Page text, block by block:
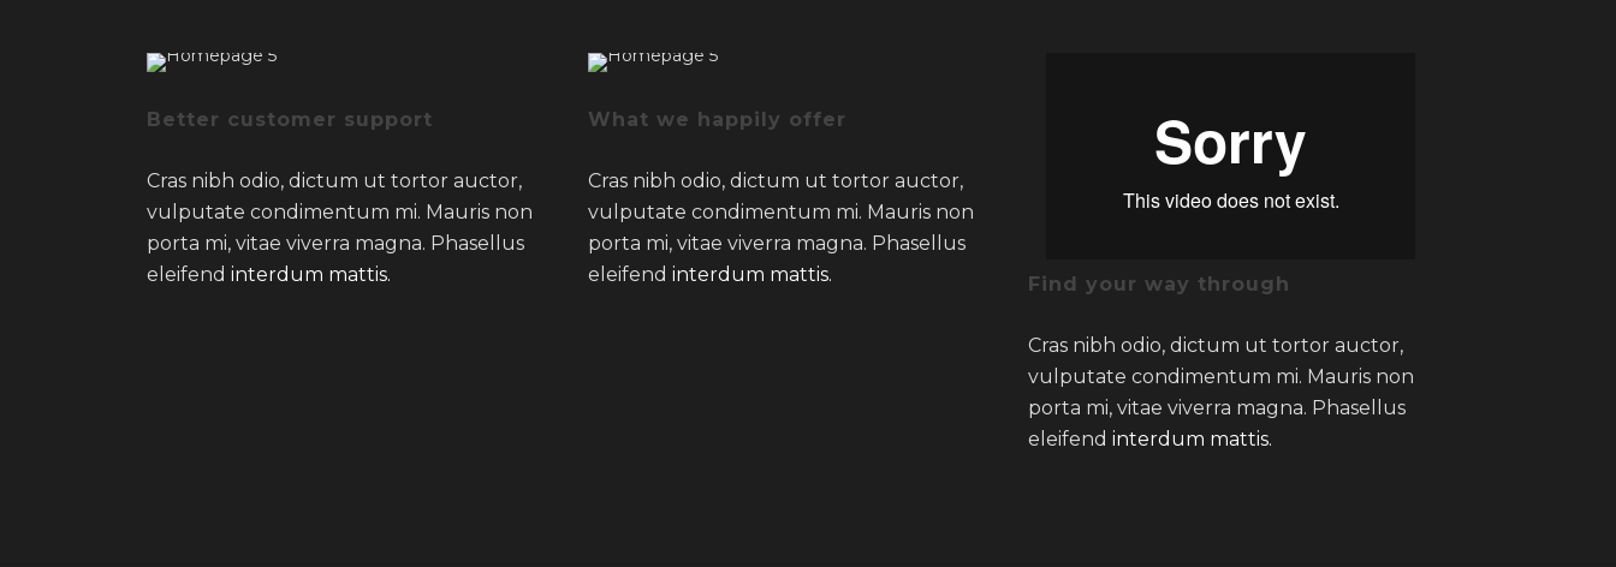
Better customer support
Cras nibh odio, dictum ut tortor auctor,
vulputate condimentum mi. Mauris non
porta mi, vitae viverra magna. Phasellus
eleifend interdum mattis.
What we happily offer
Cras nibh odio, dictum ut tortor auctor,
vulputate condimentum mi. Mauris non
porta mi, vitae viverra magna. Phasellus
eleifend interdum mattis. Find your way through
Cras nibh odio, dictum ut tortor auctor,
vulputate condimentum mi. Mauris non
porta mi, vitae viverra magna. Phasellus
eleifendinterdum mattis.